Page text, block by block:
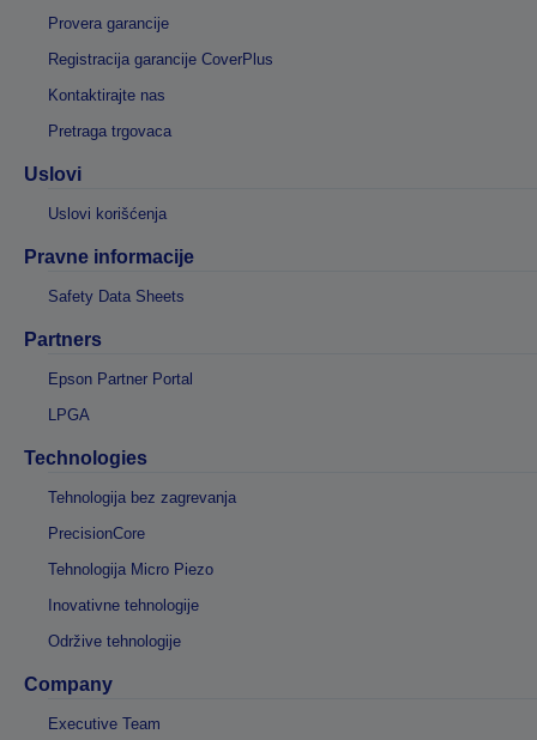
Provera garancije
Registracija garancije CoverPlus
Kontaktirajte nas
Pretraga trgovaca
Uslovi
Uslovi korišćenja
Pravne informacije
Safety Data Sheets
Partners
Epson Partner Portal
LPGA
Technologies
Tehnologija bez zagrevanja
PrecisionCore
Tehnologija Micro Piezo
Inovativne tehnologije
Održive tehnologije
Company
Executive Team